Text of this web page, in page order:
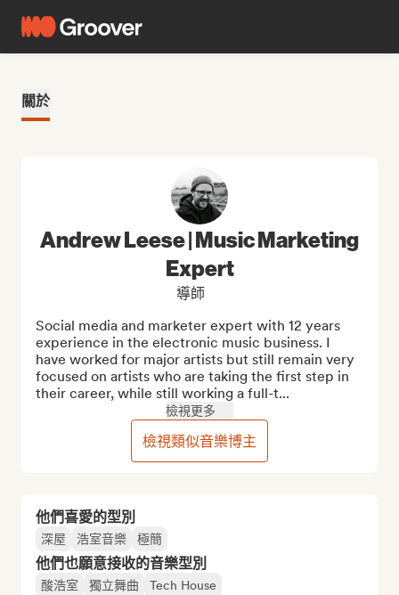
關於
他們喜愛的型別
深屋 浩室音樂 極簡
他們也願意接收的音樂型別
酸浩室 獨立舞曲 Tech House
Andrew Leese | Music Marketing
Expert
導師
Social media and marketer expert with 12 years
experience in the electronic music business. I
have worked for major artists but still remain very
focused on artists who are taking the first step in
their career, while still working a full-t...
檢視更多
檢視類似音樂博主